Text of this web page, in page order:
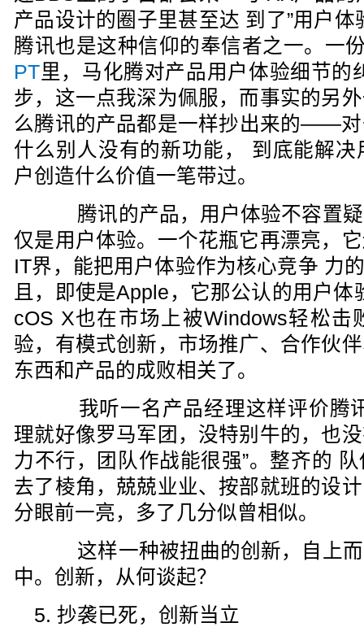
产品设计的圈子里甚至达 到了”用户体
腾讯也是这种信仰的奉信者之一。一
PT里，马化腾对产品用户体验细节的
步，这一点我深为佩服，而事实的另
么腾讯的产品都是一样抄出来的——
什么别人没有的新功能， 到底能解
户创造什么价值一笔带过。
腾讯的产品，用户体验不容置疑
仅是用户体验。一个花瓶它再漂亮，
IT界，能把用户体验作为核心竞争 力
且，即使是Apple，它那公认的用户
cOS X也在市场上被Windows轻松击
验，有模式创新，市场推广、合作伙
东西和产品的成败相关了。
我听一名产品经理这样评价腾
理就好像罗马军团，没特别牛的，也
力不行，团队作战能很强”。整齐的
去了棱角，兢兢业业、按部就班的设
分眼前一亮，多了几分似曾相似。
这样一种被扭曲的创新，自上而
中。创新，从何谈起？
5. 抄袭已死，创新当立